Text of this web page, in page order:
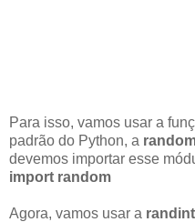
Para isso, vamos usar a
padrão do Python, a
devemos importar esse
import random
Agora, vamos usar a randint